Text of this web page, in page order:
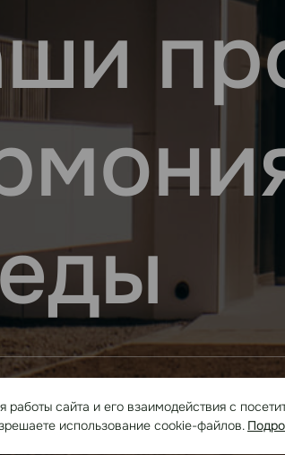
жилые комплексы,
уровня!
работы сайта и его взаимодействия с
использование cookie-файлов.